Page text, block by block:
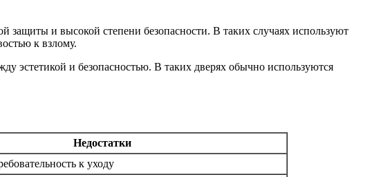
защиты и высокой степени безопасности. В таких случаях используют
к взлому.
эстетикой и безопасностью. В таких дверях обычно используются
Недостатки
к уходу